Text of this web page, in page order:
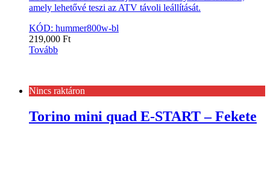
amely lehetővé teszi az ATV távoli leállítását.
KÓD: hummer800w-bl
219,000 Ft
Tovább
Nincs raktáron
Torino mini quad E-START – Fekete